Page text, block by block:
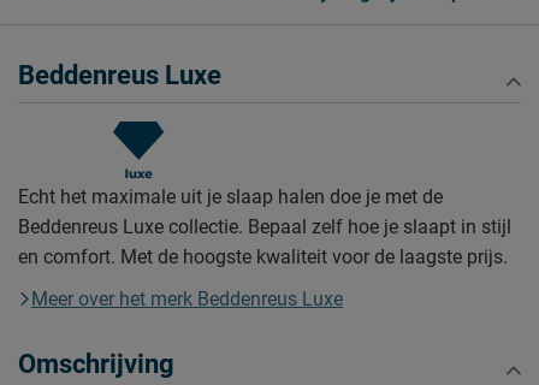
Beddenreus Luxe
Echt het maximale uit je slaap halen doe je met de
Beddenreus Luxe collectie. Bepaal zelf hoe je slaapt in stijl
en comfort. Met de hoogste kwaliteit voor de laagste prijs.
Meer over het merk Beddenreus Luxe
Omschrijving